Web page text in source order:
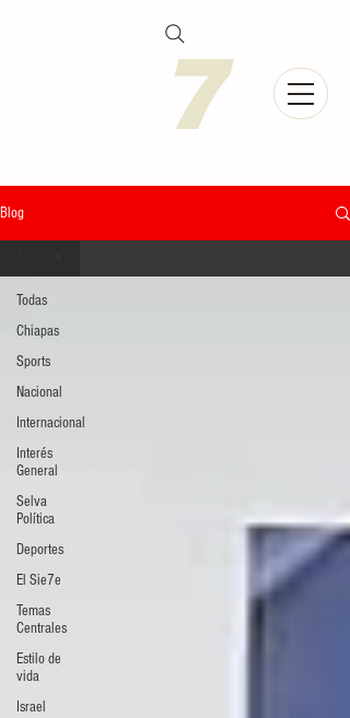
Blog
Todas
Chiapas
Sports
Nacional
Internacional
Interés
General
Selva
Política
Deportes
El Sie7e
Temas
Centrales
Estilo de
vida
Israel